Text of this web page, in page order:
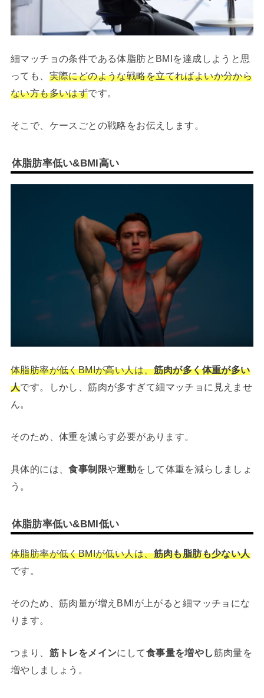
細マッチョの条件である体脂肪とBMIを達成しようと思
っても、 実際にどのような戦略を立てればよいか分から
ない方も多いはずです。
そこで、ケースごとの戦略をお伝えします。
体脂肪率低い&BMI高い
体脂肪率が低くBMIが高い人は、筋肉が多く体重が多い
人です。しかし、筋肉が多すぎて細マッチョに見えませ
ん。
そのため、体重を減らす必要があります。
具体的には、食事制限や運動をして体重を減らしましょ
う。
体脂肪率低い&BMI低い
体脂肪率が低くBMIが低い人は、筋肉も脂肪も少ない人
です。
そのため、筋肉量が増えBMIが上がると細マッチョにな
ります。
つまり、 筋トレをメインにして食事量を増やし筋肉量を
増やしましょう。